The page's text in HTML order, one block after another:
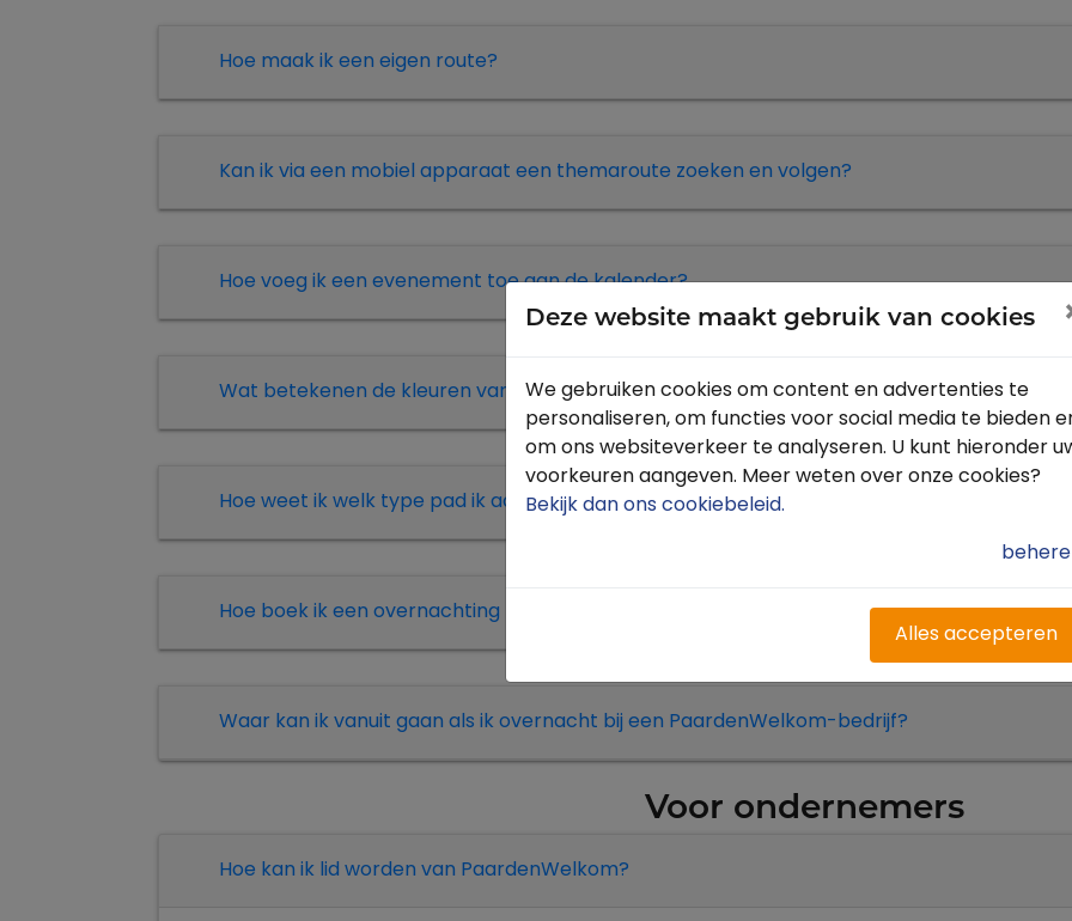
Hoe maak ik een eigen route?
Kan ik via een mobiel apparaat een themaroute zoeken en volgen?
Hoe voeg ik een evenement toe aan de kalender?
Wat betekenen de kleuren van de verschillende paden?
Hoe weet ik welk type pad ik aan het bekijken ben?
Hoe boek ik een overnachting bij een PaardenWelkom-bedrijf?
Waar kan ik vanuit gaan als ik overnacht bij een PaardenWelkom-bedrijf?
Voor ondernemers
Hoe kan ik lid worden van PaardenWelkom?
Deze website maakt gebruik van cookies
We gebruiken cookies om content en advertenties te
personaliseren, om functies voor social media te bieden
om ons websiteverkeer te analyseren. U kunt hieronder
voorkeuren aangeven. Meer weten over onze cookies?
Bekijk dan ons cookiebeleid.
Alles accepteren